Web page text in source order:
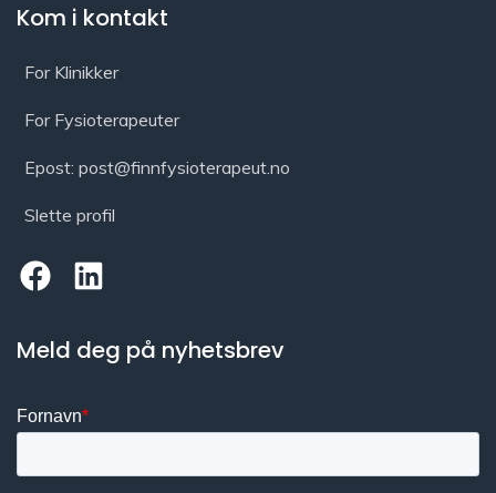
Kom i kontakt
For Klinikker
For Fysioterapeuter
Epost: post@finnfysioterapeut.no
Slette profil
Meld deg på nyhetsbrev